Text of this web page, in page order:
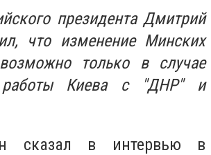
президента Дмитрий
что изменение Минских
только в случае
работы Киева с "ДНР" и
сказал в интервью в